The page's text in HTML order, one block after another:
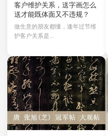
客户维护关系，送字画怎么
送才能既体面又不违规？
做生意的朋友都懂，逢年过节维
护客户关系是...